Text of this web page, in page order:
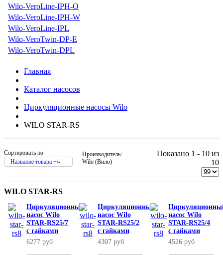
Wilo-VeroLine-IPH-O
Wilo-VeroLine-IPH-W
Wilo-VeroLine-IPL
Wilo-VeroTwin-DP-E
Wilo-VeroTwin-DPL
Главная
Каталог насосов
Циркуляционные насосы Wilo
WILO STAR-RS
Сортировать по
Название товара +/-
Производитель:
Wilo (Вило)
Показано 1 - 10 из
10
WILO STAR-RS
Циркуляционный
насос Wilo
STAR-RS25/7
с гайками
6277 руб
Циркуляционный
насос Wilo
STAR-RS25/2
с гайками
4307 руб
насос Wilo
STAR-RS25/4
с гайками
4526 руб